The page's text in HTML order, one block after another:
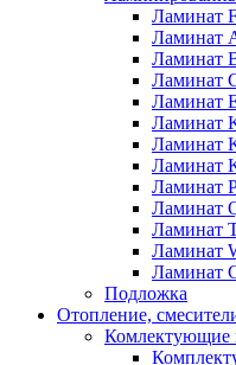
Ламинат
Ламинат
Ламинат
Ламинат
Ламинат
Ламинат
Ламинат
Ламинат
Ламинат
Ламинат
Ламинат
Ламинат
Ламинат
Подложка
Отопление,
Комлектующие